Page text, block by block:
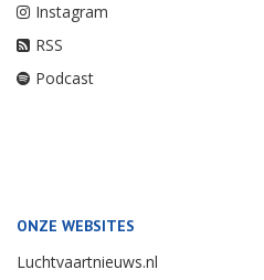
Instagram
RSS
Podcast
ONZE WEBSITES
Luchtvaartnieuws.nl